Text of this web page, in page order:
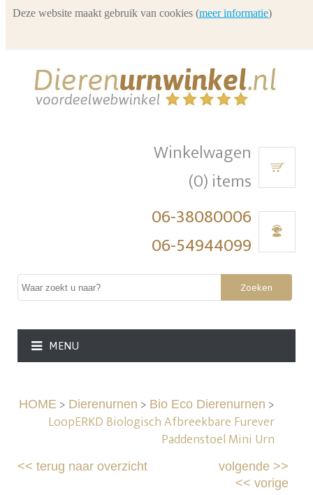
Winkelwagen
(0) items
06-38080006
06-54944099
Zoeken
MENU
HOME> Dierenurnen > Bio Eco Dierenurnen >
LoopERKD Biologisch Afbreekbare Furever
Paddenstoel Mini Urn
<<terug naar overzicht volgende>>
<< vorige
Deze website maakt gebruik van cookies (meer informatie)